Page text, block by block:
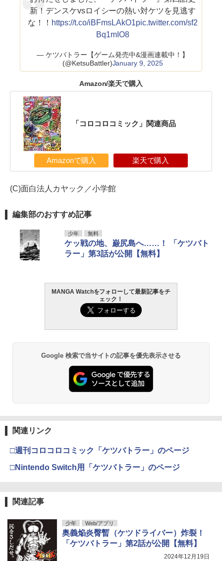
新！デンスケvsロイシーの熱い対ケツを見逃す
な！！ https://t.co/iBFmsLAkO1pic.twitter.com/sf2
Bq1mIO8
— ケツバトラー【ゲーム発売中&漫画連載中！】
(@KetsuBattler)January 9, 2025
Amazon/楽天で購入
「コロコロコミック」関連商品
Amazonで購入 楽天で購入
(C)面白法人カヤック／小学館
編集部のおすすめ記事
少年 無料
ケッ戦の地、巌尻島へ……！ 「ケツバト
ラー」第3話が公開【無料】
MANGA Watchをフォローして最新記事をチ
ェック！
Google 検索で当サイトの記事を優先表示させる
関連リンク
□週刊コロコロコミック「ケツバトラー」のページ
□Nintendo Switch用「ケツバトラー」のページ
関連記事
少年 Web/アプリ
奥義焔炎臀暫（ケツドライバー）炸裂！
「ケツバトラー」第2話が公開【無料】
2024年12月19日